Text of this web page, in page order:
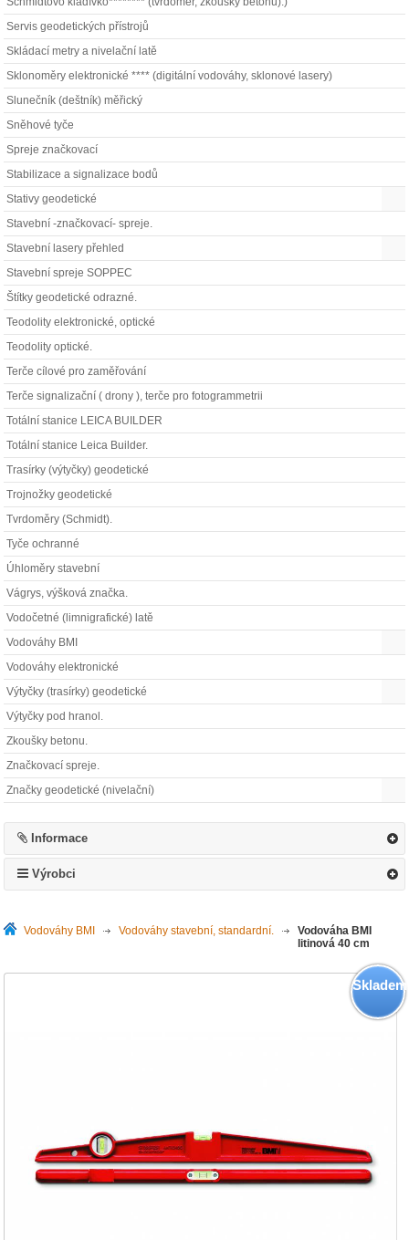
Servis geodetických přístrojů
Skládací metry a nivelační latě
Sklonoměry elektronické **** (digitální vodováhy, sklonové lasery)
Slunečník (deštník) měřický
Sněhové tyče
Spreje značkovací
Stabilizace a signalizace bodů
Stativy geodetické
Stavební -značkovací- spreje.
Stavební lasery přehled
Stavební spreje SOPPEC
Štítky geodetické odrazné.
Teodolity elektronické, optické
Teodolity optické.
Terče cílové pro zaměřování
Terče signalizační ( drony ), terče pro fotogrammetrii
Totální stanice LEICA BUILDER
Totální stanice Leica Builder.
Trasírky (výtyčky) geodetické
Trojnožky geodetické
Tvrdoměry (Schmidt).
Tyče ochranné
Úhloměry stavební
Vágrys, výšková značka.
Vodočetné (limnigrafické) latě
Vodováhy BMI
Vodováhy elektronické
Výtyčky (trasírky) geodetické
Výtyčky pod hranol.
Zkoušky betonu.
Značkovací spreje.
Značky geodetické (nivelační)
Informace
Výrobci
Vodováhy BMI >Vodováhy stavební, standardní. >Vodováha BMI
litinová 40 cm
Skladem